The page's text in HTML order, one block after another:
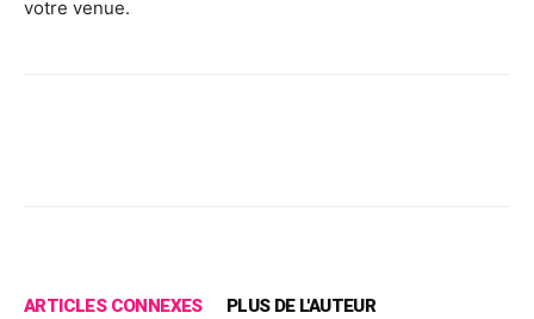
votre venue.
ARTICLES CONNEXES PLUS DE L'AUTEUR